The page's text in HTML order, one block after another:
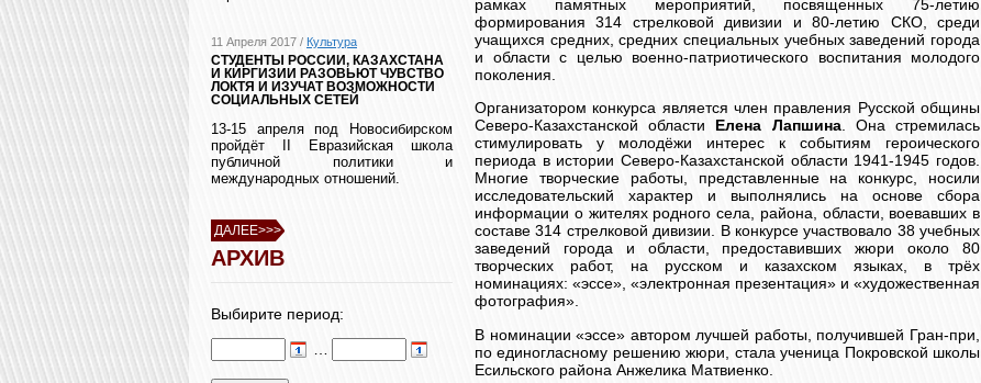
11 Апреля 2017 / Культура
СТУДЕНТЫ РОССИИ, КАЗАХСТАНА
И КИРГИЗИИ РАЗОВЬЮТ ЧУВСТВО
ЛОКТЯ И ИЗУЧАТ ВОЗМОЖНОСТИ
СОЦИАЛЬНЫХ СЕТЕЙ
13-15 апреля под Новосибирском
пройдёт II Евразийская школа
публичной политики и
международных отношений.
ДАЛЕЕ>>>
АРХИВ
Выбирите период:
рамках памятных мероприятий, посвященных 75-летию
формирования 314 стрелковой дивизии и 80-летию СКО, среди
учащихся средних, средних специальных учебных заведений города
и области с целью военно-патриотического воспитания молодого
поколения.
Организатором конкурса является член правления Русской общины
Северо-Казахстанской области Елена Лапшина. Она стремилась
стимулировать у молодёжи интерес к событиям героического
периода в истории Северо-Казахстанской области 1941-1945 годов.
Многие творческие работы, представленные на конкурс, носили
исследовательский характер и выполнялись на основе сбора
информации о жителях родного села, района, области, воевавших в
составе 314 стрелковой дивизии. В конкурсе участвовало 38 учебных
заведений города и области, предоставивших жюри около 80
творческих работ, на русском и казахском языках, в трёх
номинациях: «эссе», «электронная презентация» и «художественная
фотография».
В номинации «эссе» автором лучшей работы, получившей Гран-при,
по единогласному решению жюри, стала ученица Покровской школы
Есильского района Анжелика Матвиенко.